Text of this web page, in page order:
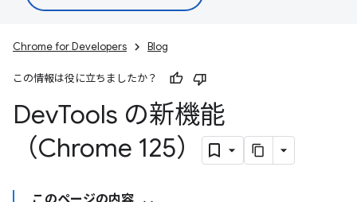
Chrome for Developers Blog
この情報は役に立ちましたか？
DevTools の新機能
（Chrome 125）